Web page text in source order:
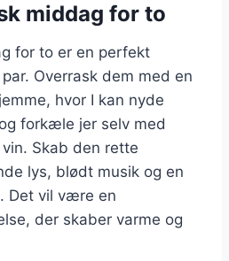
middag for to
for to er en perfekt
Overrask dem med en
hvor I kan nyde
forkæle jer selv med
Skab den rette
lys, blødt musik og en
Det vil være en
der skaber varme og